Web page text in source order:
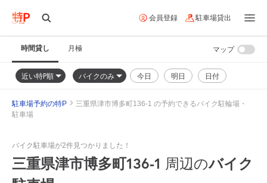
会員登録 駐車場貸出
時間貸し 月極
近い特P順 バイクのみ 今日 明日 日付
マップ
駐車場予約の特P
三重県津市博多町136-1 の予約できるバイク駐輪場・
駐車場
バイク駐車場が2件見つかりました！
三重県津市博多町136-1 周辺のバイク